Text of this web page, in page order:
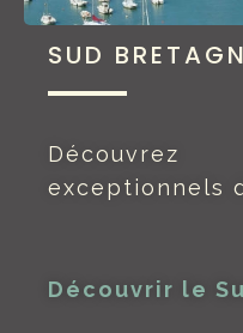
SUD
exceptionnels
Découvrir le